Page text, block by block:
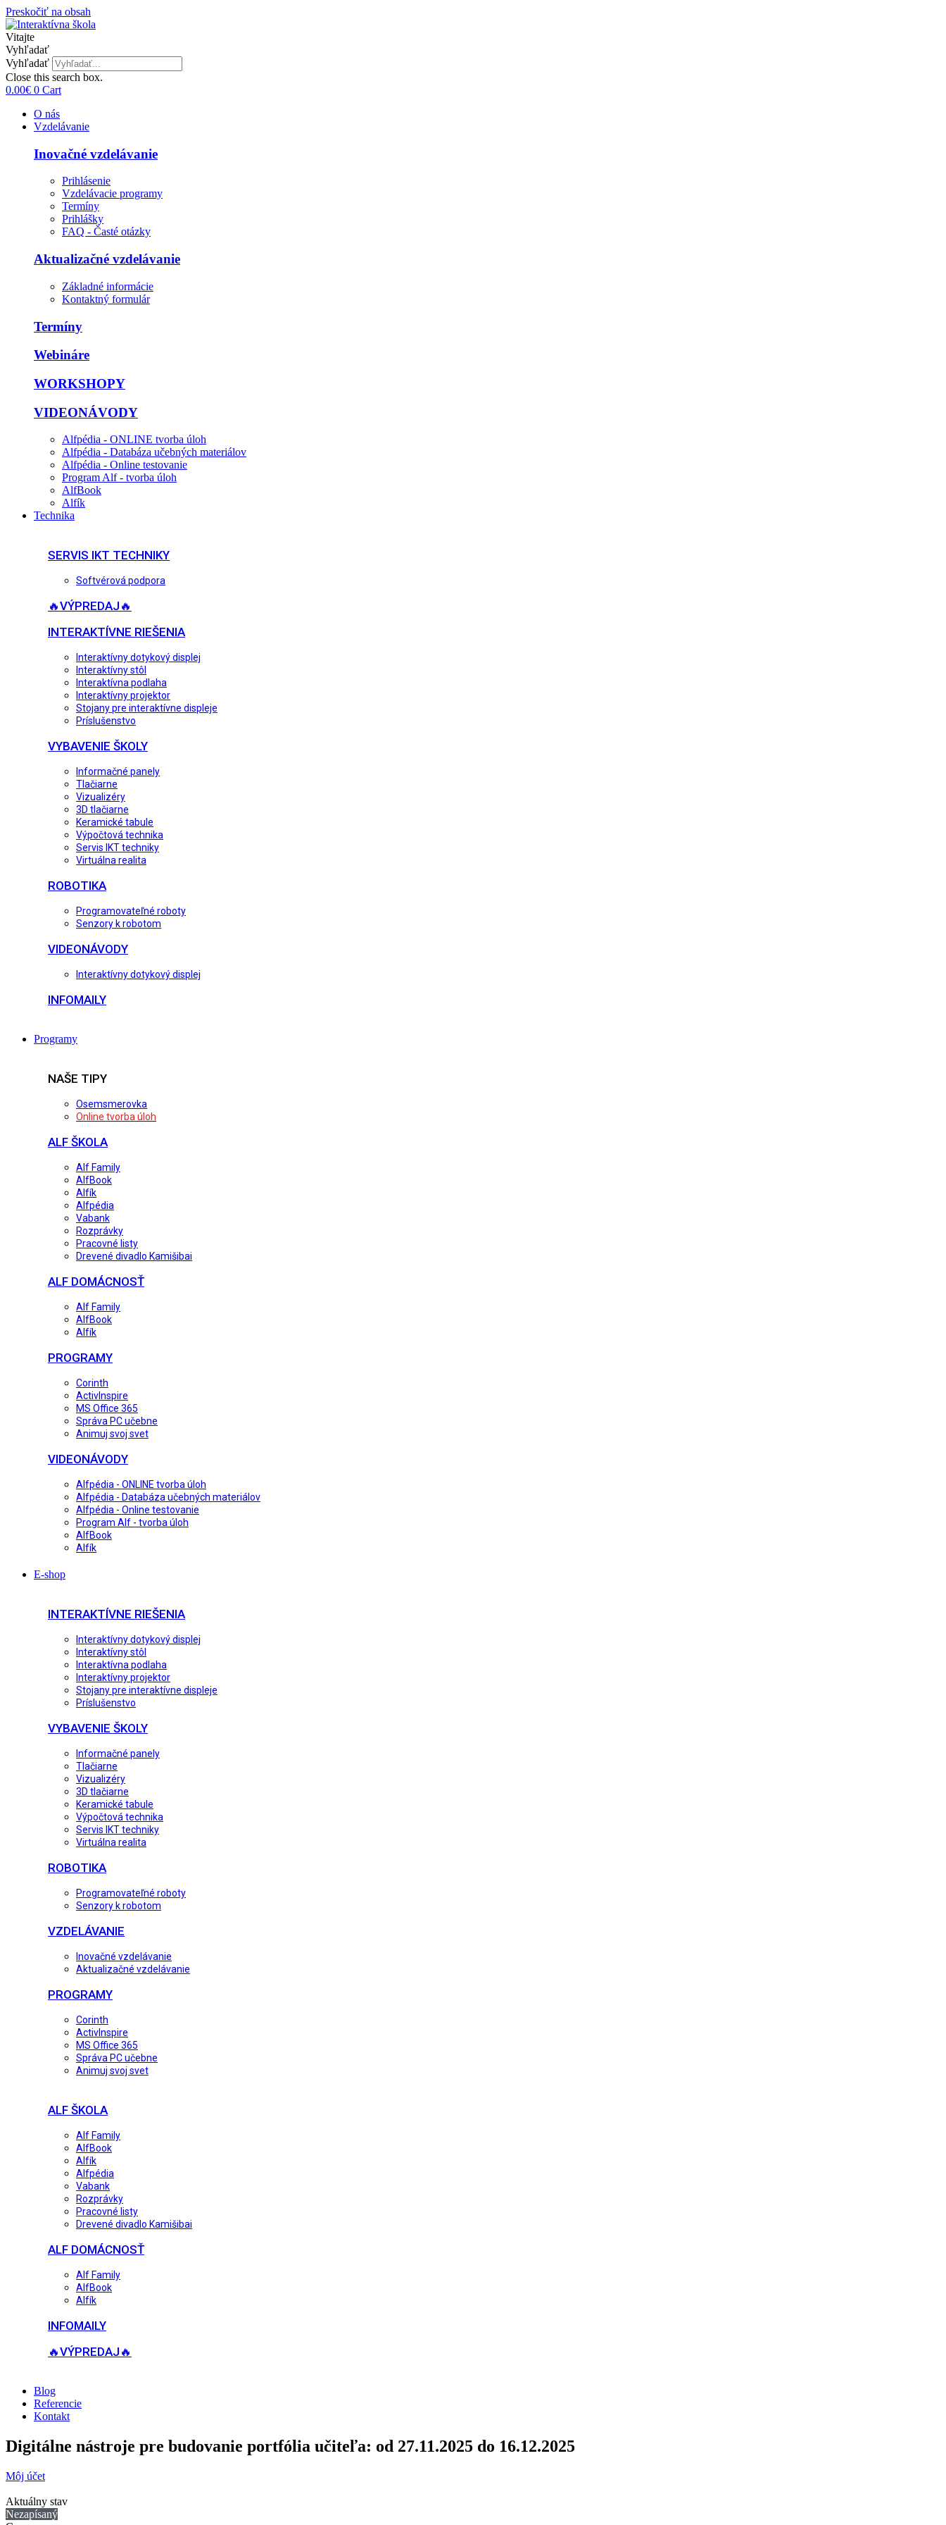
Preskočiť na obsah
Vitajte
Vyhľadať
Vyhľadať
Close this search box.
0.00€ 0 Cart
O nás
Vzdelávanie
Inovačné vzdelávanie
Prihlásenie
Vzdelávacie programy
Termíny
Prihlášky
FAQ - Časté otázky
Aktualizačné vzdelávanie
Základné informácie
Kontaktný formulár
Termíny
Webináre
WORKSHOPY
VIDEONÁVODY
Alfpédia - ONLINE tvorba úloh
Alfpédia - Databáza učebných materiálov
Alfpédia - Online testovanie
Program Alf - tvorba úloh
AlfBook
Alfík
Technika
SERVIS IKT TECHNIKY
Softvérová podpora
🔥VÝPREDAJ🔥
INTERAKTÍVNE RIEŠENIA
Interaktívny dotykový displej
Interaktívny stôl
Interaktívna podlaha
Interaktívny projektor
Stojany pre interaktívne displeje
Príslušenstvo
VYBAVENIE ŠKOLY
Informačné panely
Tlačiarne
Vizualizéry
3D tlačiarne
Keramické tabule
Výpočtová technika
Servis IKT techniky
Virtuálna realita
ROBOTIKA
Programovateľné roboty
Senzory k robotom
VIDEONÁVODY
Interaktívny dotykový displej
INFOMAILY
Programy
NAŠE TIPY
Osemsmerovka
Online tvorba úloh
ALF ŠKOLA
Alf Family
AlfBook
Alfík
Alfpédia
Vabank
Rozprávky
Pracovné listy
Drevené divadlo Kamišibai
ALF DOMÁCNOSŤ
Alf Family
AlfBook
Alfík
PROGRAMY
Corinth
ActivInspire
MS Office 365
Správa PC učebne
Animuj svoj svet
VIDEONÁVODY
Alfpédia - ONLINE tvorba úloh
Alfpédia - Databáza učebných materiálov
Alfpédia - Online testovanie
Program Alf - tvorba úloh
AlfBook
Alfík
E-shop
INTERAKTÍVNE RIEŠENIA
Interaktívny dotykový displej
Interaktívny stôl
Interaktívna podlaha
Interaktívny projektor
Stojany pre interaktívne displeje
Príslušenstvo
VYBAVENIE ŠKOLY
Informačné panely
Tlačiarne
Vizualizéry
3D tlačiarne
Keramické tabule
Výpočtová technika
Servis IKT techniky
Virtuálna realita
ROBOTIKA
Programovateľné roboty
Senzory k robotom
VZDELÁVANIE
Inovačné vzdelávanie
Aktualizačné vzdelávanie
PROGRAMY
Corinth
ActivInspire
MS Office 365
Správa PC učebne
Animuj svoj svet
ALF ŠKOLA
Alf Family
AlfBook
Alfík
Alfpédia
Vabank
Rozprávky
Pracovné listy
Drevené divadlo Kamišibai
ALF DOMÁCNOSŤ
Alf Family
AlfBook
Alfík
INFOMAILY
🔥VÝPREDAJ🔥
Blog
Referencie
Kontakt
Digitálne nástroje pre budovanie portfólia učiteľa: od 27.11.2025 do 16.12.2025
Môj účet
Aktuálny stav
Nezapísaný